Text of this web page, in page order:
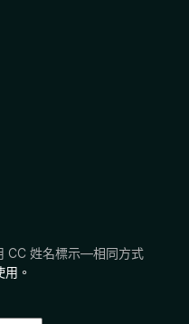
CC 姓名標示—相同方式
。